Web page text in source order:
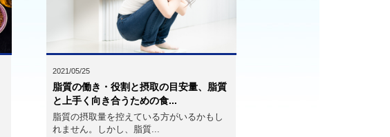
2021/05/25
脂質の働き・役割と摂取の目安量、脂質
と上手く向き合うための食...
脂質の摂取量を控えている方がいるかもし
れません。しかし、脂質...